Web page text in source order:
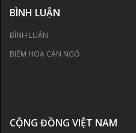
BÌNH LUẬN
BÌNH LUẬN
BIẾM HOẠ CÁN NGỐ
CỘNG ĐỒNG VIỆT NAM